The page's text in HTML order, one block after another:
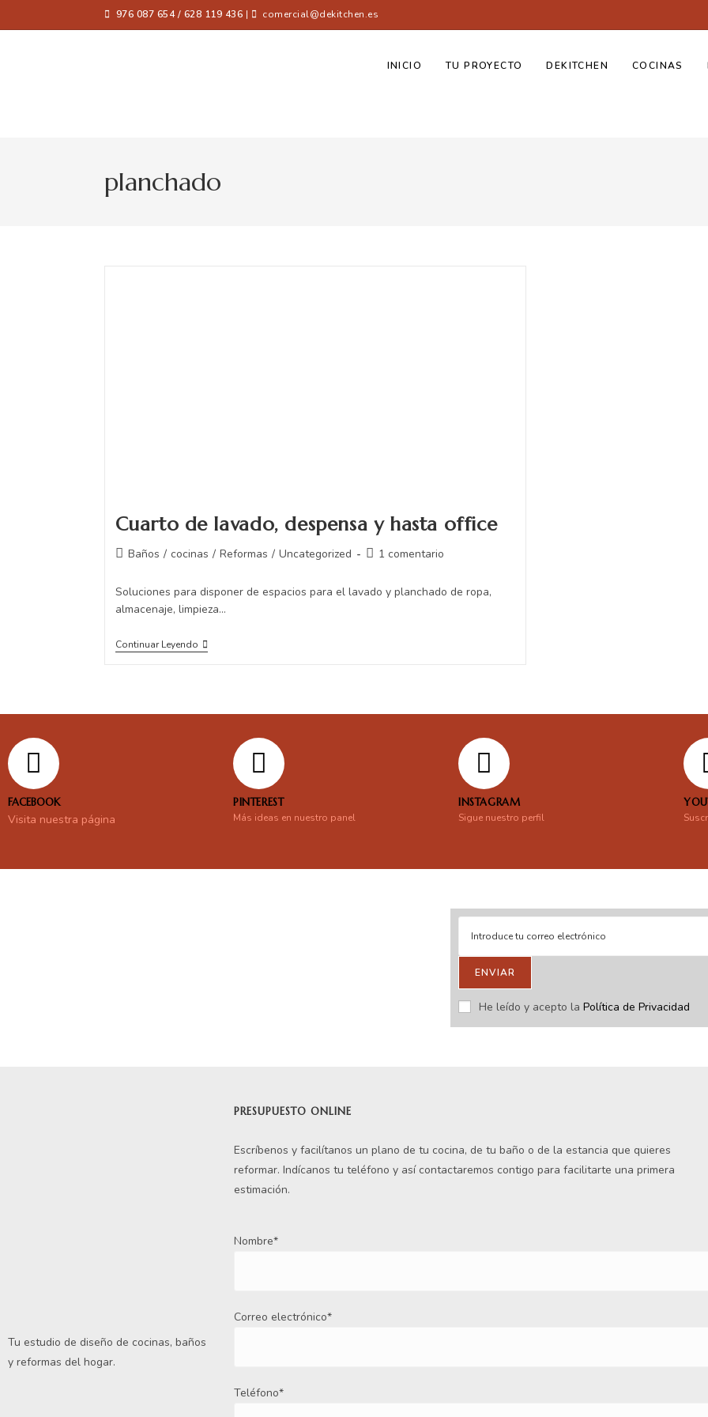
976 087 654 / 628 119 436 | comercial@dekitchen.es
INICIO TU PROYECTO DEKITCHEN COCINAS
planchado
Cuarto de lavado, despensa y hasta office
Baños / cocinas / Reformas / Uncategorized 1 comentario
Soluciones para disponer de espacios para el lavado y planchado de ropa,
almacenaje, limpieza...
Continuar Leyendo
FACEBOOK
Visita nuestra página
PINTEREST
Más ideas en nuestro panel
INSTAGRAM
Sigue nuestro perfil
ENVIAR
He leído y acepto la Política de Privacidad
Tu estudio de diseño de cocinas, baños
y reformas del hogar.
PRESUPUESTO ONLINE
Escríbenos y facilítanos un plano de tu cocina, de tu baño o de la estancia que quieres
reformar. Indícanos tu teléfono y así contactaremos contigo para facilitarte una primera
estimación.
Nombre*
Correo electrónico*
Teléfono*